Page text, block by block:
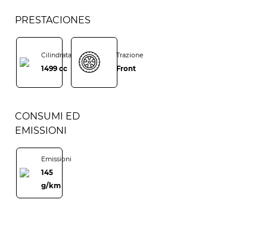
PRESTACIONES
Cilindrata
1499 cc
Trazione
Front
CONSUMI ED
EMISSIONI
Emissioni
145
g/km